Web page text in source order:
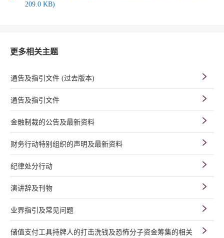
209.0 KB)
更多相关主题
通告及指引文件 (过去版本)
通告及指引文件
金融制裁的公告及最新资料
财务行动特别组织的声明及最新资料
纪律处分行动
演讲辞及刊物
业界指引及常见问题
储值支付工具持牌人的打击洗钱及恐怖分子资金筹集的相关